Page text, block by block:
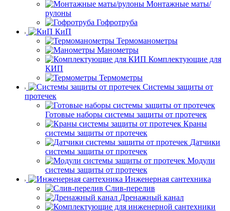
Монтажные маты/
рулоны
Гофротруба
КиП
Термоманометры
Манометры
Комплектующие для
КИП
Термометры
Системы защиты от
протечек
Готовые наборы системы защиты от протечек
Краны
системы защиты от протечек
Датчики
системы защиты от протечек
Модули
системы защиты от протечек
Инженерная сантехника
Слив-перелив
Дренажный канал